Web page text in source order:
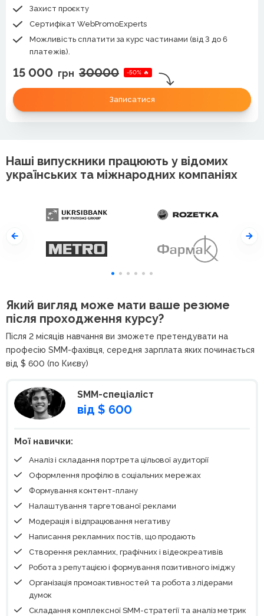
Захист проєкту
Сертифікат WebPromoExperts
Можливість сплатити за курс частинами (від 3 до 6
платежів).
15 000 грн 30000 -50% 🔥
Записатися
Наші випускники працюють у відомих
українських та міжнародних компаніях
Який вигляд може мати ваше резюме
після проходження курсу?
Після 2 місяців навчання ви зможете претендувати на
професію SMM-фахівця, середня зарплата яких починається
від $ 600 (по Києву)
SMM-спеціаліст
від $ 600
Мої навички:
Аналіз і складання портрета цільової аудиторії
Оформлення профілю в соціальних мережах
Формування контент-плану
Налаштування таргетованої реклами
Модерація і відпрацювання негативу
Написання рекламних постів, що продають
Створення рекламних, графічних і відеокреативів
Робота з репутацією і формування позитивного іміджу
Організація промоактивностей та робота з лідерами
думок
Складання комплексної SMM-стратегії та аналіз метрик